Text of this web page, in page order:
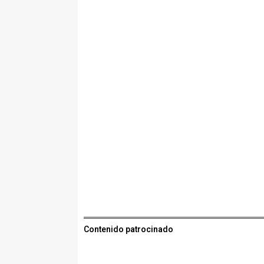
Contenido patrocinado